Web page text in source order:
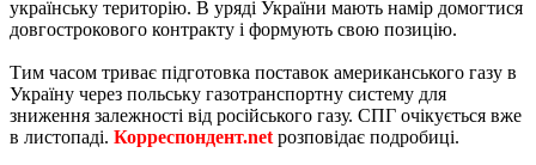
українську територію. В уряді України мають намір домогтися
довгострокового контракту і формують свою позицію.
Тим часом триває підготовка поставок американського газу в
Україну через польську газотранспортну систему для
зниження залежності від російського газу. СПГ очікується вже
в листопаді. Корреспондент.net розповідає подробиці.